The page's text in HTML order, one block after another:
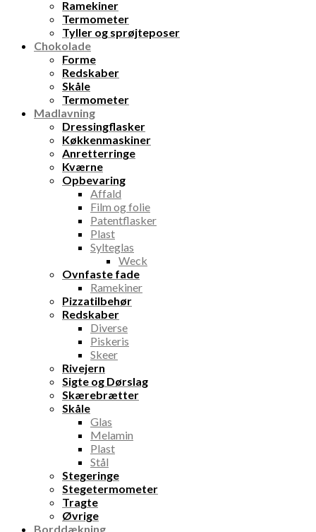
Ramekiner
Termometer
Tyller og sprøjteposer
Chokolade
Forme
Redskaber
Skåle
Termometer
Madlavning
Dressingflasker
Køkkenmaskiner
Anretterringe
Kværne
Opbevaring
Affald
Film og folie
Patentflasker
Plast
Sylteglas
Weck
Ovnfaste fade
Ramekiner
Pizzatilbehør
Redskaber
Diverse
Piskeris
Skeer
Rivejern
Sigte og Dørslag
Skærebrætter
Skåle
Glas
Melamin
Plast
Stål
Stegeringe
Stegetermometer
Tragte
Øvrige
Borddækning